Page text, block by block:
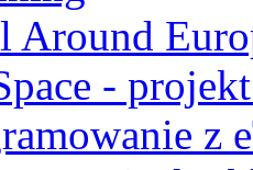
Around
-
z